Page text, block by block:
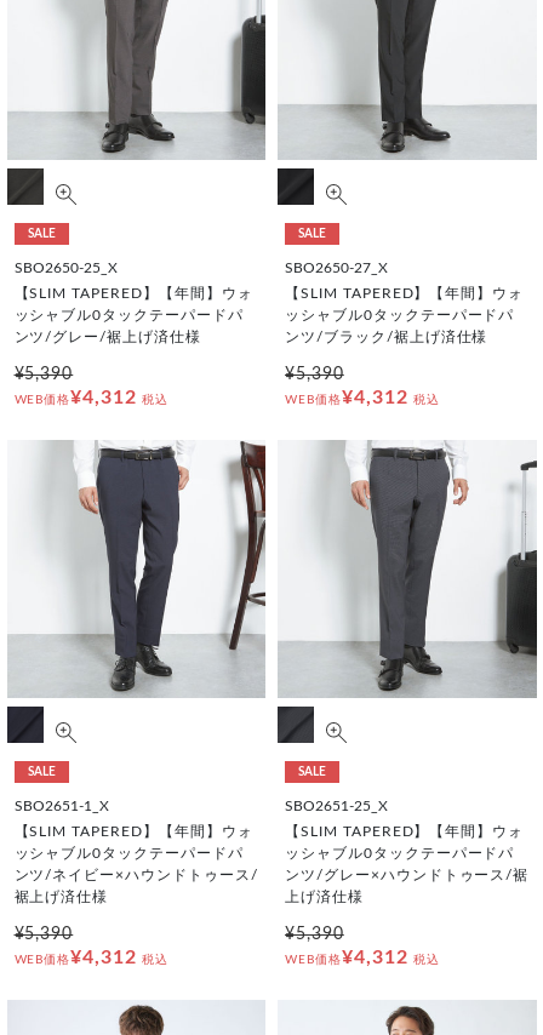
SALE
SBO2650-25_X
【SLIM TAPERED】【年間】ウォ
ッシャブル0タックテーパードパ
ンツ/グレー/裾上げ済仕様
¥5,390
WEB価格¥4,312 税込
SALE
SBO2650-27_X
【SLIM TAPERED】【年間】ウォ
ッシャブル0タックテーパードパ
ンツ/ブラック/裾上げ済仕様
¥5,390
WEB価格¥4,312 税込
SALE
SBO2651-1_X
【SLIM TAPERED】【年間】ウォ
ッシャブル0タックテーパードパ
ンツ/ネイビー×ハウンドトゥース/
裾上げ済仕様
¥5,390
WEB価格¥4,312 税込
SALE
SBO2651-25_X
【SLIM TAPERED】【年間】ウォ
ッシャブル0タックテーパードパ
ンツ/グレー×ハウンドトゥース/裾
上げ済仕様
¥5,390
WEB価格¥4,312 税込